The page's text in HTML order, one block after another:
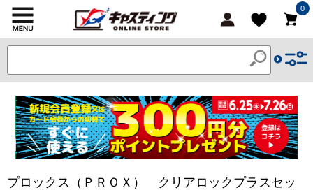
0
プロックス（ＰＲＯＸ） クリアロックプラスセッ